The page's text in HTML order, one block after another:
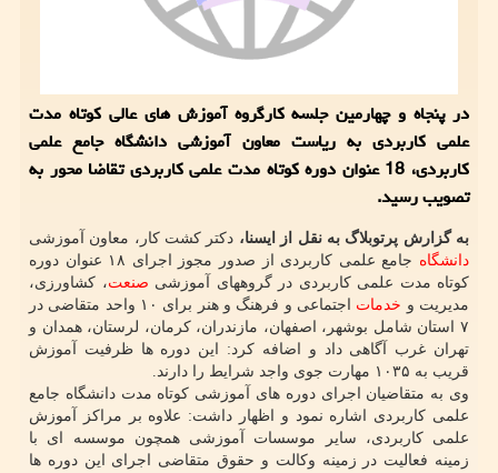
در پنجاه و چهارمین جلسه کارگروه آموزش های عالی کوتاه مدت
علمی کاربردی به ریاست معاون آموزشی دانشگاه جامع علمی
کاربردی، 18 عنوان دوره کوتاه مدت علمی کاربردی تقاضا محور به
تصویب رسید.
به گزارش پرتوبلاگ به نقل از ایسنا، دکتر کشت کار، معاون آموزشی
دانشگاه
جامع علمی کاربردی از صدور مجوز اجرای ۱۸ عنوان دوره
کوتاه مدت علمی کاربردی در گروههای آموزشی صنعت، کشاورزی،
مدیریت و خدمات
اجتماعی و فرهنگ و هنر برای ۱۰ واحد متقاضی در
۷ استان شامل بوشهر، اصفهان، مازندران، کرمان، لرستان، همدان و
تهران غرب آگاهی داد و اضافه کرد: این دوره ها ظرفیت آموزش
قریب به ۱۰۳۵ مهارت جوی واجد شرایط را دارند.
وی به متقاضیان اجرای دوره های آموزشی کوتاه مدت دانشگاه جامع
علمی کاربردی اشاره نمود و اظهار داشت: علاوه بر مراکز آموزش
علمی کاربردی، سایر موسسات آموزشی همچون موسسه ای با
زمینه فعالیت در زمینه وکالت و حقوق متقاضی اجرای این دوره ها